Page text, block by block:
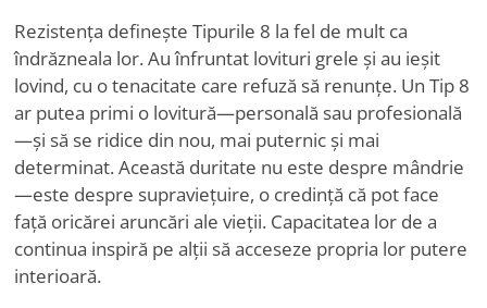
Rezistența definește Tipurile 8 la fel de mult ca
îndrăzneala lor. Au înfruntat lovituri grele și au ieșit
lovind, cu o tenacitate care refuză să renunțe. Un Tip 8
ar putea primi o lovitură—personală sau profesională
—și să se ridice din nou, mai puternic și mai
determinat. Această duritate nu este despre mândrie
—este despre supraviețuire, o credință că pot face
față oricărei aruncări ale vieții. Capacitatea lor de a
continua inspiră pe alții să acceseze propria lor putere
interioară.